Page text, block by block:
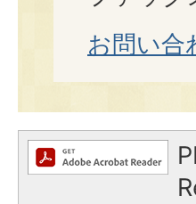
お問い合